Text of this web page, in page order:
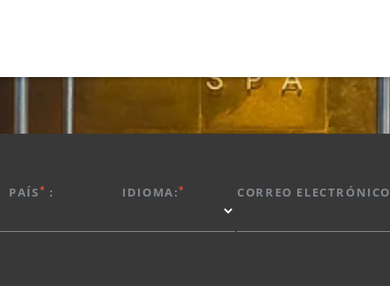
PAÍS* : IDIOMA:* CORREO ELECTRÓNICO
- Portugal